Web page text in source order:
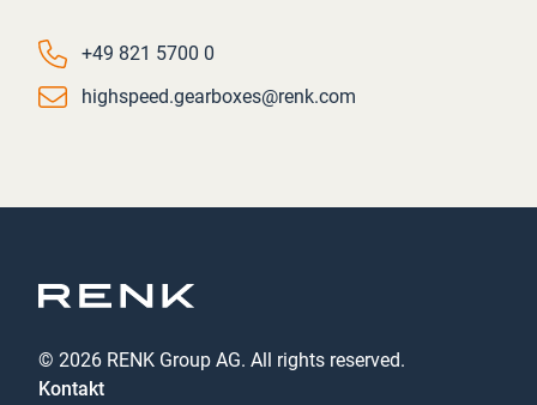
Phone number
+49 821 5700 0
Email
highspeed.gearboxes@renk.com
© 2026 RENK Group AG. All rights reserved.
Kontakt